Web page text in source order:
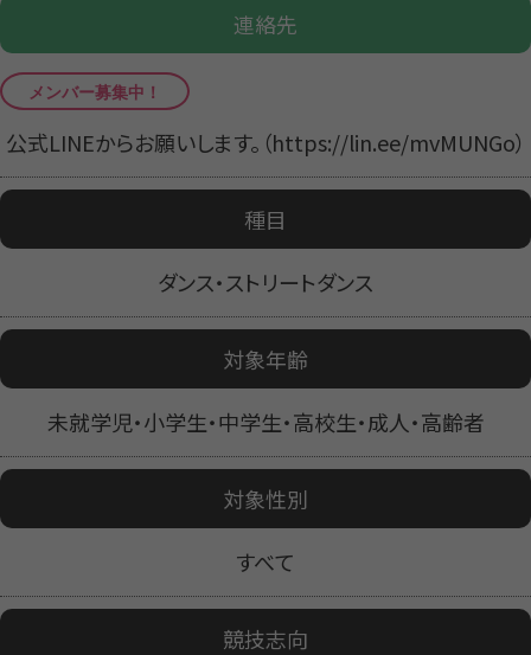
連絡先
公式LINEからお願いします。（https://lin.ee/mvMUNGo）
種目
ダンス・ストリートダンス
対象年齢
未就学児・小学生・中学生・高校生・成人・高齢者
対象性別
すべて
競技志向